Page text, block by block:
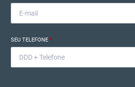
SEU TELEFONE*